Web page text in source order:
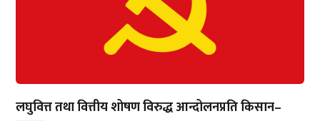
लघुवित्त तथा वित्तीय शोषण विरुद्ध आन्दोलनप्रति किसान–